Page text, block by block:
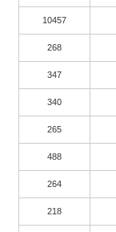
10457
268
347
340
265
488
264
218